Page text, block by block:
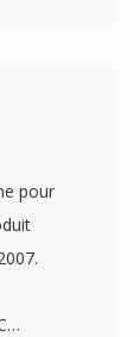
de
les
pour